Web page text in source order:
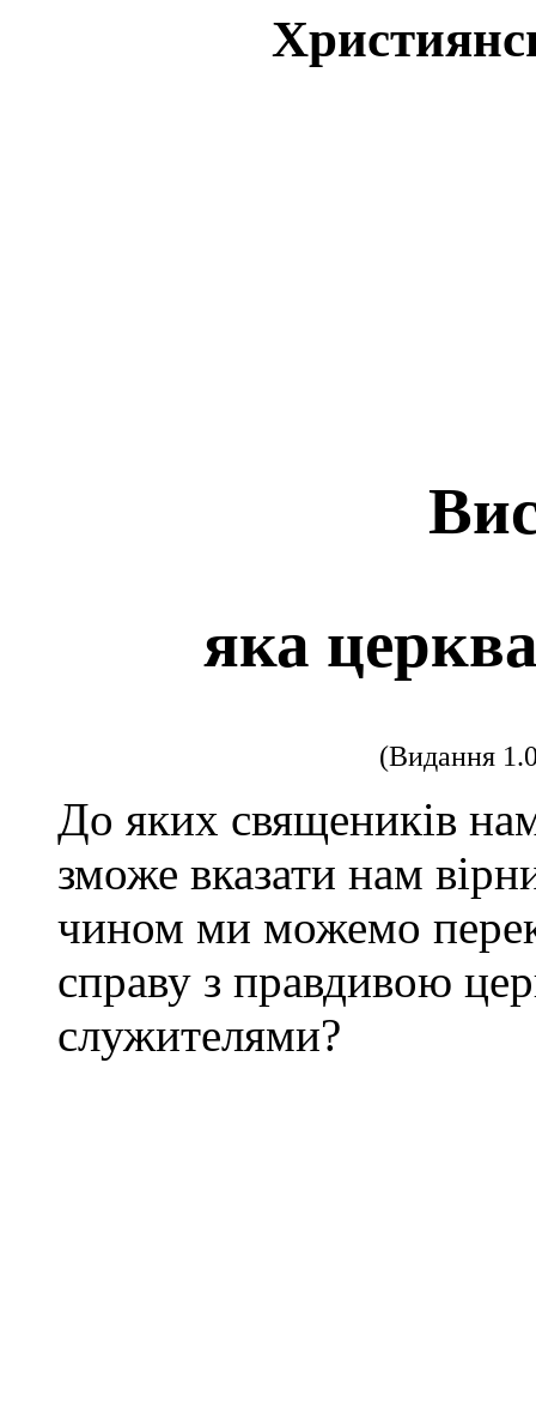
яка
(Видання
До яких священиків
зможе вказати нам
чином ми можемо
справу з правдивою
служителями?